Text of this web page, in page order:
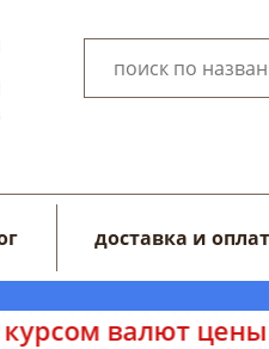
доставка и